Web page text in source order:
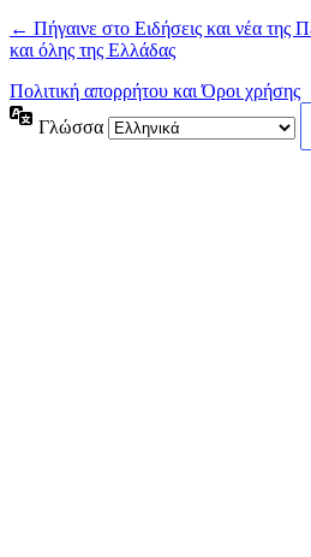
← Πήγαινε στο Ειδήσεις και νέα της
και όλης της Ελλάδας
Πολιτική απορρήτου και Όροι χρήσης
Γλώσσα